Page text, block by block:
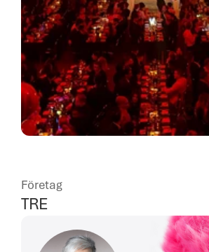
Företag
TRE